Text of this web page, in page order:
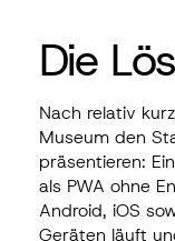
Die
Nach relativ
Museum den
präsentieren:
als PWA ohne
Android, iOS
Geräten läuft